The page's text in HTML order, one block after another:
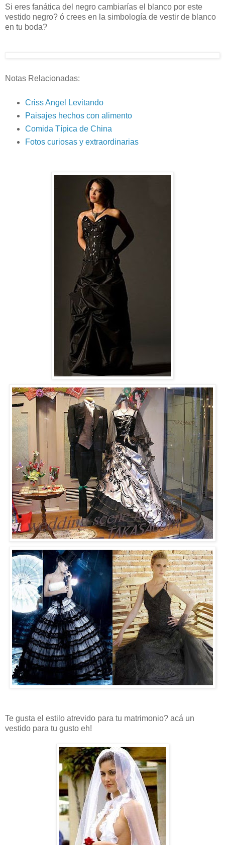
Si eres fanática del negro cambiarías el blanco por este
vestido negro? ó crees en la simbología de vestir de blanco
en tu boda?
Notas Relacionadas:
Criss Angel Levitando
Paisajes hechos con alimento
Comida Típica de China
Fotos curiosas y extraordinarias
Te gusta el estilo atrevido para tu matrimonio? acá un
vestido para tu gusto eh!